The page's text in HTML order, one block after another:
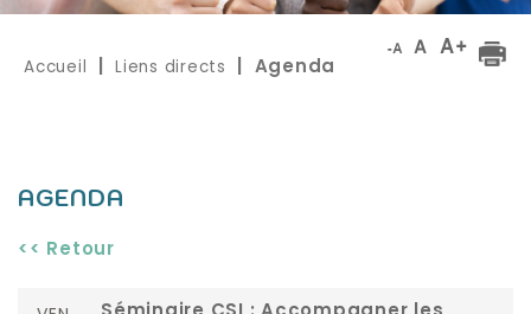
Accueil Liens directs | Agenda
AGENDA
<< Retour